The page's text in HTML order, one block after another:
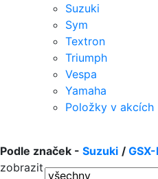
Suzuki
Sym
Textron
Triumph
Vespa
Yamaha
Položky v akcích
Podle značek - Suzuki /
zobrazit